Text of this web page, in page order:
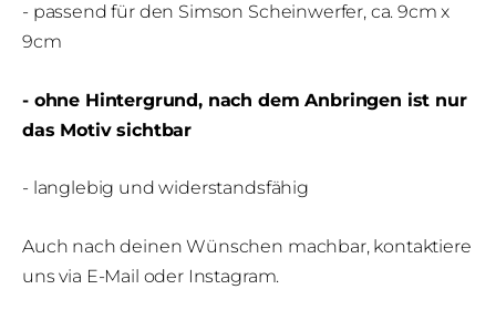
- passend für den Simson Scheinwerfer, ca.9cm x
9cm
- ohne Hintergrund, nach dem Anbringen ist nur
das Motiv sichtbar
- langlebig und widerstandsfähig
Auch nach deinen Wünschen machbar, kontaktiere
uns via E-Mail oder Instagram.